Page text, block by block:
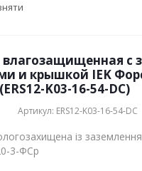
влагозащищенная с
и крышкой IEK
K03-16-54-DC)
Артикул: ERS12-K03-16-54-DC
із
3-ФСр